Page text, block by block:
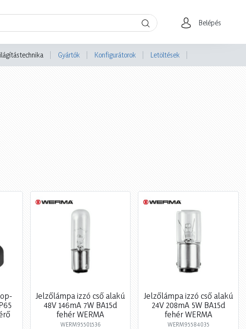
Belépés
Gyártók Konfigurátorok Letöltések
Jelzőlámpa izzó cső alakú
48V 146mA 7W BA15d
fehér WERMA
WERM95501536
Jelzőlámpa izzó cső alakú
24V 208mA 5W BA15d
fehér WERMA
WERM95584035